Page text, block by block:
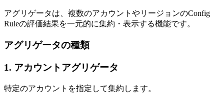
アグリゲータは、複数のアカウントやリージョンのConfig
Ruleの評価結果を一元的に集約・表示する機能です。
アグリゲータの種類
1. アカウントアグリゲータ
特定のアカウントを指定して集約します。